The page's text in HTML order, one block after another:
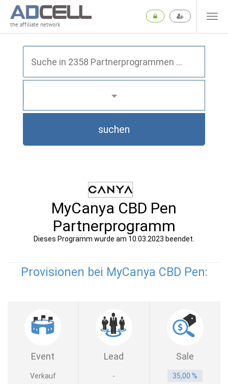
the affiliate network
suchen
MyCanya CBD Pen
Partnerprogramm
Dieses Programm wurde am 10.03.2023 beendet.
Provisionen bei MyCanya CBD Pen:
Event Lead Sale
Verkauf - 35,00 %